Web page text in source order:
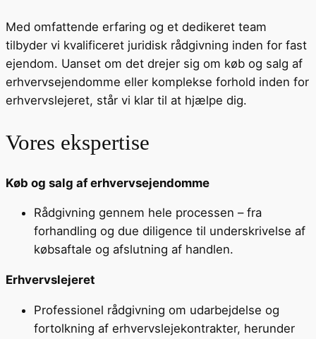
Med omfattende erfaring og et dedikeret team
tilbyder vi kvalificeret juridisk rådgivning inden for fast
ejendom. Uanset om det drejer sig om køb og salg af
erhvervsejendomme eller komplekse forhold inden for
erhvervslejeret, står vi klar til at hjælpe dig.
Vores ekspertise
Køb og salg af erhvervsejendomme
Rådgivning gennem hele processen – fra
forhandling og due diligence til underskrivelse af
købsaftale og afslutning af handlen.
Erhvervslejeret
Professionel rådgivning om udarbejdelse og
fortolkning af erhvervslejekontrakter, herunder